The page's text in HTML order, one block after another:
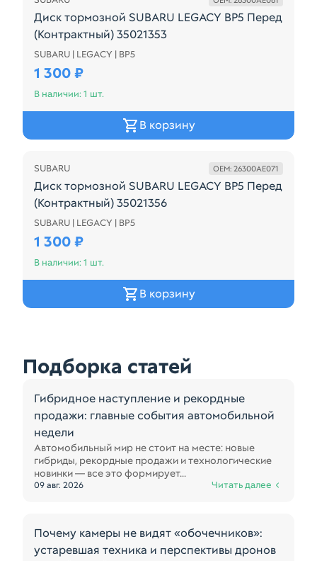
Диск тормозной SUBARU LEGACY BP5 Перед
(Контрактный) 35021353
Диск тормозной SUBARU LEGACY BP5 Перед
SUBARU | LEGACY | BP5
1 300 ₽
В наличии: 1 шт.
В корзину
SUBARU OEM: 26300AE071
Диск тормозной SUBARU LEGACY BP5 Перед
(Контрактный) 35021356
Диск тормозной SUBARU LEGACY BP5 Перед
SUBARU | LEGACY | BP5
1 300 ₽
В наличии: 1 шт.
В корзину
Подборка статей
Гибридное наступление и рекордные
продажи: главные события автомобильной
недели
Автомобильный мир не стоит на месте: новые
гибриды, рекордные продажи и технологические
новинки — все это формирует...
09 авг. 2026 Читать далее
Почему камеры не видят «обочечников»:
устаревшая техника и перспективы дронов